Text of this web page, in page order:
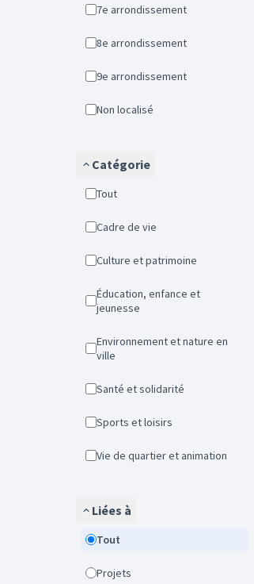
7e arrondissement
8e arrondissement
9e arrondissement
Non localisé
Catégorie
Tout
Cadre de vie
Culture et patrimoine
Éducation, enfance et
jeunesse
Environnement et nature en
ville
Santé et solidarité
Sports et loisirs
Vie de quartier et animation
Liées à
Tout
Projets